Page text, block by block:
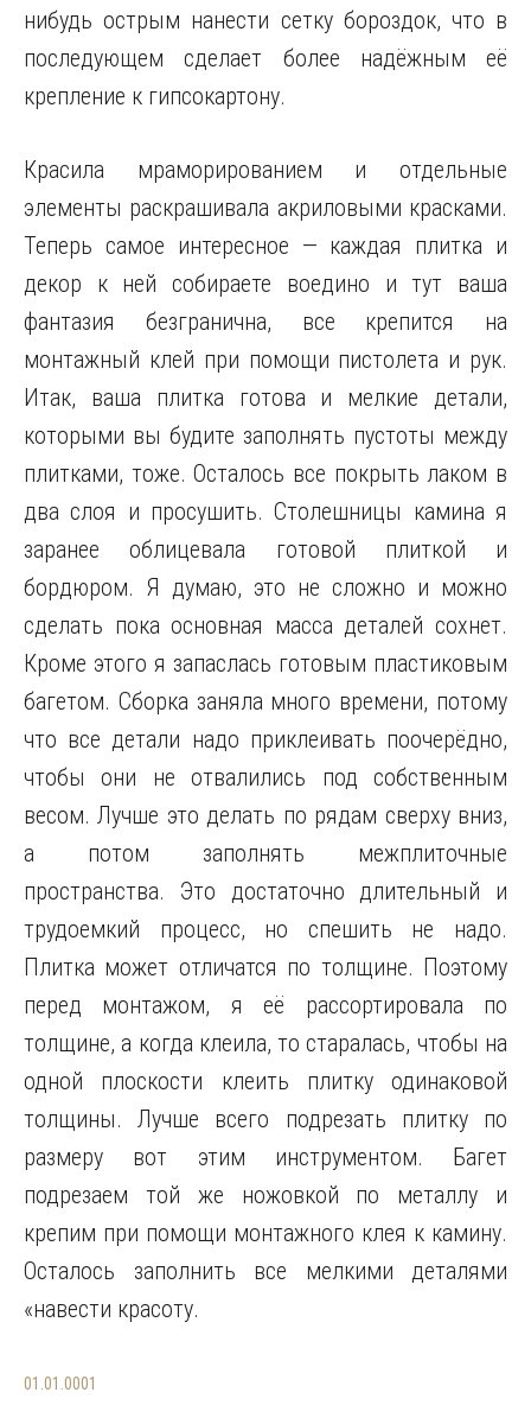
нибудь острым нанести сетку бороздок, что в
последующем сделает более надёжным её
крепление к гипсокартону.
Красила мраморированием и отдельные
элементы раскрашивала акриловыми красками.
Теперь самое интересное — каждая плитка и
декор к ней собираете воедино и тут ваша
фантазия безгранична, все крепится на
монтажный клей при помощи пистолета и рук.
Итак, ваша плитка готова и мелкие детали,
которыми вы будите заполнять пустоты между
плитками, тоже. Осталось все покрыть лаком в
два слоя и просушить. Столешницы камина я
заранее облицевала готовой плиткой и
бордюром. Я думаю, это не сложно и можно
сделать пока основная масса деталей сохнет.
Кроме этого я запаслась готовым пластиковым
багетом. Сборка заняла много времени, потому
что все детали надо приклеивать поочерёдно,
чтобы они не отвалились под собственным
весом. Лучше это делать по рядам сверху вниз,
а потом заполнять межплиточные
пространства. Это достаточно длительный и
трудоемкий процесс, но спешить не надо.
Плитка может отличатся по толщине. Поэтому
перед монтажом, я её рассортировала по
толщине, а когда клеила, то старалась, чтобы на
одной плоскости клеить плитку одинаковой
толщины. Лучше всего подрезать плитку по
размеру вот этим инструментом. Багет
подрезаем той же ножовкой по металлу и
крепим при помощи монтажного клея к камину.
Осталось заполнить все мелкими деталями
«навести красоту.
01.01.0001